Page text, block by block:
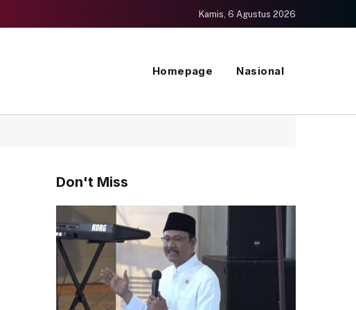
Kamis, 6 Agustus 2026
Homepage Nasional
Don't Miss